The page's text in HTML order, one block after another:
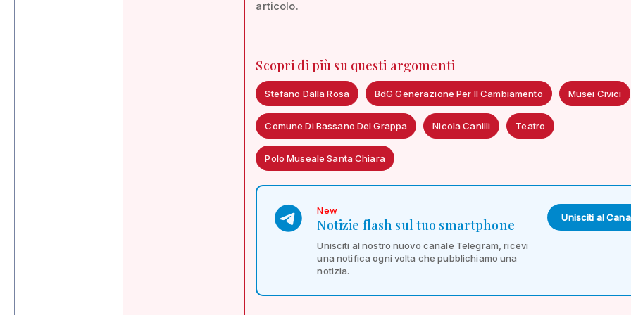
articolo.
Scopri di più su questi argomenti
Stefano Dalla Rosa BdG Generazione Per Il Cambiamento Musei Civici
Comune Di Bassano Del Grappa Nicola Canilli Teatro
Polo Museale Santa Chiara
New
Notizie flash sul tuo smartphone
Unisciti al nostro nuovo canale Telegram, ricevi
una notifica ogni volta che pubblichiamo una
notizia.
Unisciti al